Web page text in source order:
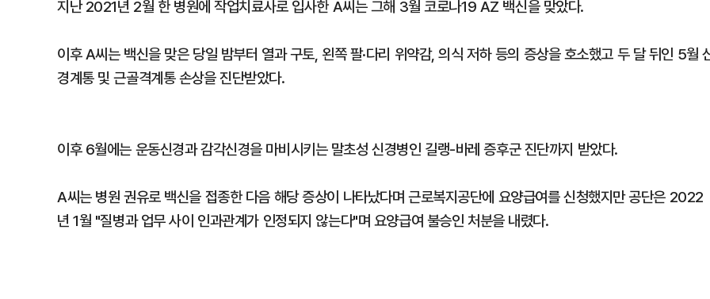
지난 2021년 2월 한 병원에 작업치료사로 입사한 A씨는 그해 3월 코로나19 AZ 백신을 맞았다.
이후 A씨는 백신을 맞은 당일 밤부터 열과 구토, 왼쪽 팔·다리 위약감, 의식 저하 등의 증상을 호소했고 두 달 뒤인 5월
경계통 및 근골격계통 손상을 진단받았다.
이후 6월에는 운동신경과 감각신경을 마비시키는 말초성 신경병인 길랭-바레 증후군 진단까지 받았다.
A씨는 병원 권유로 백신을 접종한 다음 해당 증상이 나타났다며 근로복지공단에 요양급여를 신청했지만 공단은 2022
년 1월 "질병과 업무 사이 인과관계가 인정되지 않는다"며 요양급여 불승인 처분을 내렸다.